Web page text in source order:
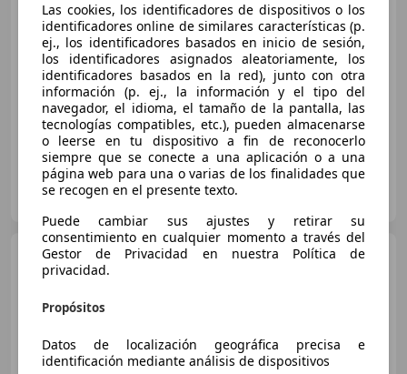
€ 30.990
Sin comparación
03/2026 645 km Electro/Gasolina 96 kW (131 CV)
FLEXICAR ALICANTE.
ES-03007 ALICANTE
Jeep Compass1.2 MHEV
€ 35.990
Sin comparación
Las cookies, los identificadores de dispositivos o los
identificadores online de similares características (p.
ej., los identificadores basados en inicio de sesión,
los identificadores asignados aleatoriamente, los
identificadores basados en la red), junto con otra
información (p. ej., la información y el tipo del
navegador, el idioma, el tamaño de la pantalla, las
tecnologías compatibles, etc.), pueden almacenarse
o leerse en tu dispositivo a fin de reconocerlo
siempre que se conecte a una aplicación o a una
página web para una o varias de los finalidades que
se recogen en el presente texto.
Puede cambiar sus ajustes y retirar su
consentimiento en cualquier momento a través del
Gestor de Privacidad en nuestra Política de
privacidad.
Propósitos
Datos de localización geográfica precisa e
identificación mediante análisis de dispositivos